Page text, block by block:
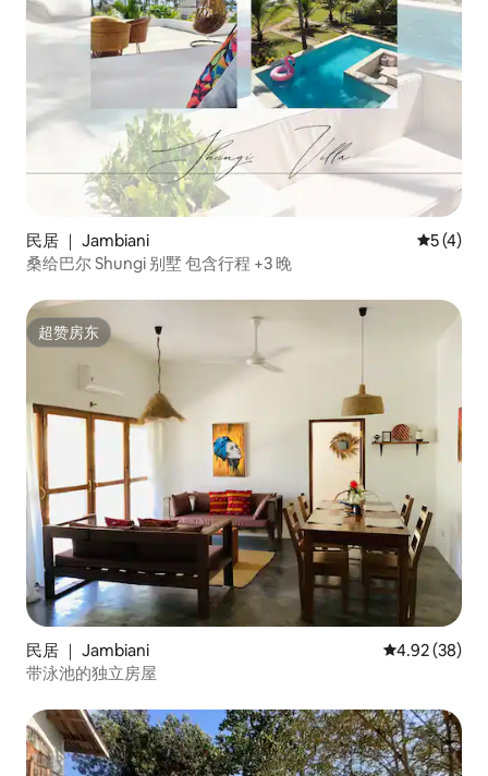
民居 ｜ Jambiani 平均评分
5 (4)
桑给巴尔 Shungi 别墅 包含行程 +3 晚
超赞房东
超赞房东
民居 ｜ Jambiani 平均评分
4.92 (38)
带泳池的独立房屋